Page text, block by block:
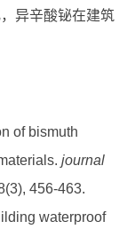
异辛酸铋在建筑
of bismuth
journal
456-463.
waterproof